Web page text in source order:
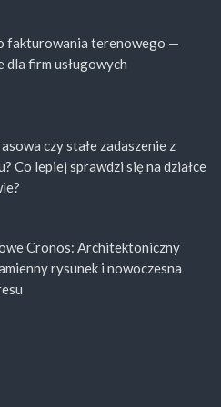
fakturowania terenowego —
dla firm usługowych
czy stałe zadaszenie z
Co lepiej sprawdzi się na działce
Cronos: Architektoniczny
rysunek i nowoczesna